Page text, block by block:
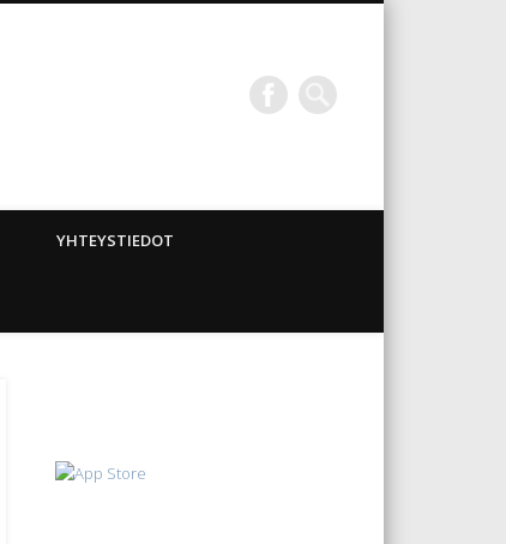
YHTEYSTIEDOT